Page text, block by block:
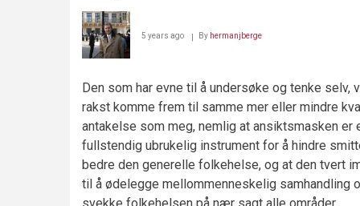
5 years ago By hermanjberge
Den som har evne til å undersøke og tenke selv,
rakst komme frem til samme mer eller mindre
antakelse som meg, nemlig at ansiktsmasken er
fullstendig ubrukelig instrument for å hindre
bedre den generelle folkehelse, og at den tvert
til å ødelegge mellommenneskelig samhandling